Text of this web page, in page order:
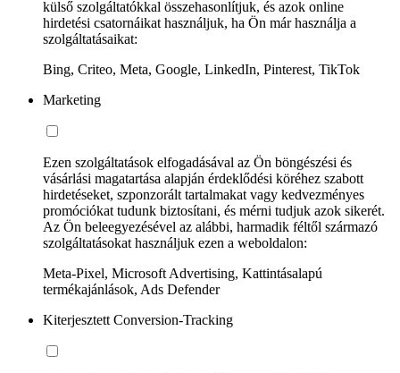
külső szolgáltatókkal összehasonlítjuk, és azok online
hirdetési csatornáikat használjuk, ha Ön már használja a
szolgáltatásaikat:
Bing, Criteo, Meta, Google, LinkedIn, Pinterest, TikTok
Marketing
Ezen szolgáltatások elfogadásával az Ön böngészési és
vásárlási magatartása alapján érdeklődési köréhez szabott
hirdetéseket, szponzorált tartalmakat vagy kedvezményes
promóciókat tudunk biztosítani, és mérni tudjuk azok sikerét.
Az Ön beleegyezésével az alábbi, harmadik féltől származó
szolgáltatásokat használjuk ezen a weboldalon:
Meta-Pixel, Microsoft Advertising, Kattintásalapú
termékajánlások, Ads Defender
Kiterjesztett Conversion-Tracking